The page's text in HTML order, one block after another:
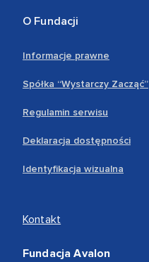
O Fundacji
Informacje prawne
Spółka “Wystarczy Zacząć”
Regulamin serwisu
Deklaracja dostępności
Identyfikacja wizualna
Kontakt
Fundacja Avalon